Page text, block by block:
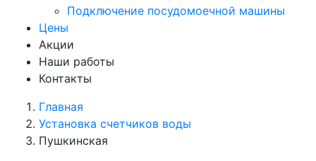
Подключение посудомоечной машины
Цены
Акции
Наши работы
Контакты
Главная
Установка счетчиков воды
Пушкинская